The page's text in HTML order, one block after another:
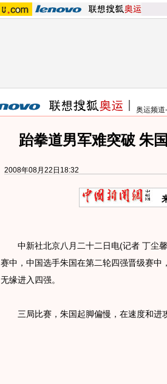
奥运频
跆拳道男军难突破 朱
2008年08月22日18:32
中新社北京八月二十二日电(记者 丁尘馨
赛中，中国选手朱国在第二轮四强晋级赛中
无缘进入四强。
三局比赛，朱国起脚偏慢，在速度和进攻